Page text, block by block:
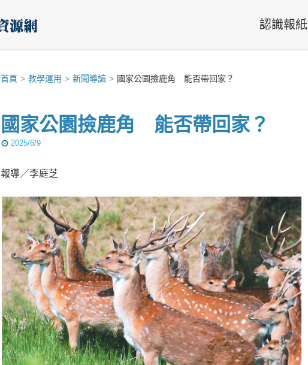
認識報紙
首頁 教學運用 新聞導讀 國家公園撿鹿角 能否帶回家？
國家公園撿鹿角 能否帶回家？
2025/6/9
報導／李庭芝